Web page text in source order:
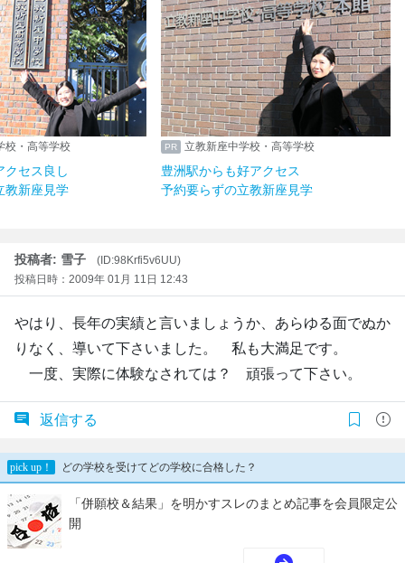
校・高等学校
クセス良し
教新座見学
立教新座中学校・高等学校
豊洲駅からも好アクセス
予約要らずの立教新座見学
投稿者: 雪子
(ID:98Krfi5v6UU)
投稿日時：2009年 01月 11日 12:43
やはり、長年の実績と言いましょうか、あらゆる面でぬか
りなく、導いて下さいました。 私も大満足です。
一度、実際に体験なされては？ 頑張って下さい。
返信する